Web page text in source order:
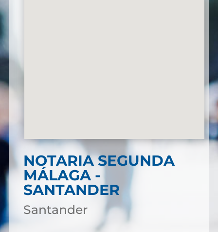
NOTARIA SEGUNDA
MÁLAGA -
SANTANDER
Santander